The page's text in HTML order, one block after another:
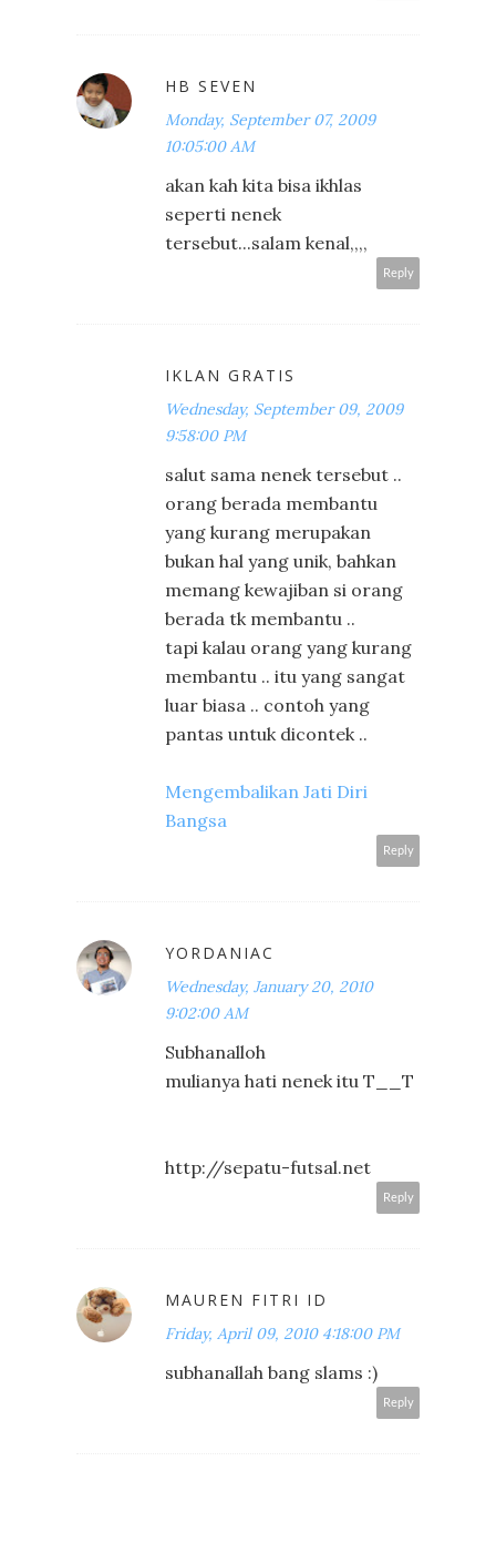
HB SEVEN
Monday, September 07, 2009
10:05:00 AM
akan kah kita bisa ikhlas
seperti nenek
tersebut...salam kenal,,,,
Reply
IKLAN GRATIS
Wednesday, September 09, 2009
9:58:00 PM
salut sama nenek tersebut ..
orang berada membantu
yang kurang merupakan
bukan hal yang unik, bahkan
memang kewajiban si orang
berada tk membantu ..
tapi kalau orang yang kurang
membantu .. itu yang sangat
luar biasa .. contoh yang
pantas untuk dicontek ..
Mengembalikan Jati Diri
Bangsa
Reply
YORDANIAC
Wednesday, January 20, 2010
9:02:00 AM
Subhanalloh
mulianya hati nenek itu T__T
http://sepatu-futsal.net
Reply
MAUREN FITRI ID
Friday, April 09, 2010 4:18:00 PM
subhanallah bang slams :)
Reply